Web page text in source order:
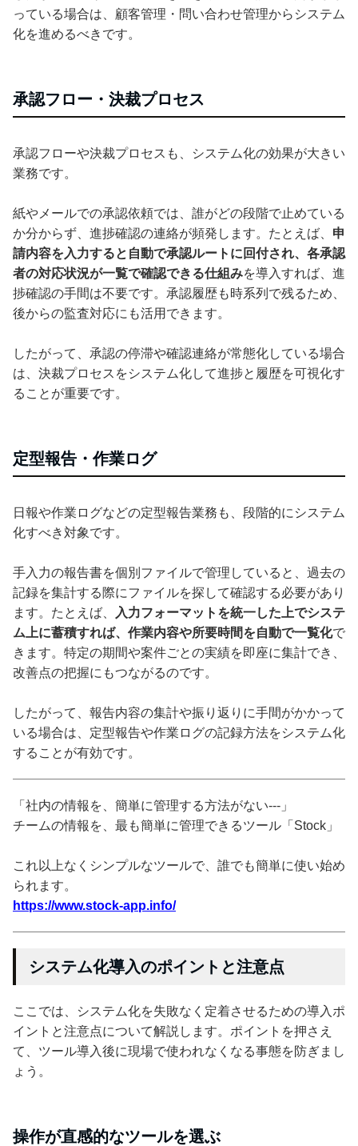
っている場合は、顧客管理・問い合わせ管理からシステム
化を進めるべきです。
承認フロー・決裁プロセス
承認フローや決裁プロセスも、システム化の効果が大きい
業務です。
紙やメールでの承認依頼では、誰がどの段階で止めている
か分からず、進捗確認の連絡が頻発します。たとえば、 申
請内容を入力すると自動で承認ルートに回付され、各承認
者の対応状況が一覧で確認できる仕組みを導入すれば、進
捗確認の手間は不要です。承認履歴も時系列で残るため、
後からの監査対応にも活用できます。
したがって、承認の停滞や確認連絡が常態化している場合
は、決裁プロセスをシステム化して進捗と履歴を可視化す
ることが重要です。
定型報告・作業ログ
日報や作業ログなどの定型報告業務も、段階的にシステム
化すべき対象です。
手入力の報告書を個別ファイルで管理していると、過去の
記録を集計する際にファイルを探して確認する必要があり
ます。たとえば、
入力フォーマットを統一した上でシステ
ム上に蓄積すれば、作業内容や所要時間を自動で一覧化で
きます。特定の期間や案件ごとの実績を即座に集計でき、
改善点の把握にもつながるのです。
したがって、報告内容の集計や振り返りに手間がかかって
いる場合は、定型報告や作業ログの記録方法をシステム化
することが有効です。
「社内の情報を、簡単に管理する方法がない---」
チームの情報を、最も簡単に管理できるツール「Stock」
これ以上なくシンプルなツールで、誰でも簡単に使い始め
られます。
https://www.stock-app.info/
システム化導入のポイントと注意点
ここでは、システム化を失敗なく定着させるための導入ポ
イントと注意点について解説します。ポイントを押さえ
て、ツール導入後に現場で使われなくなる事態を防ぎまし
ょう。
操作が直感的なツールを選ぶ